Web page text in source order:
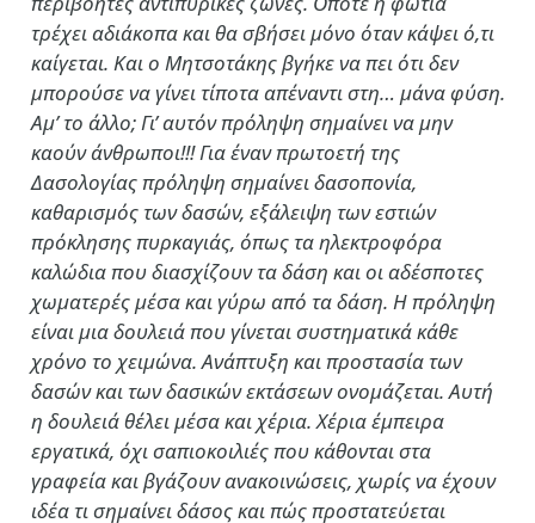
τρέχει αδιάκοπα και θα σβήσει μόνο όταν κάψει ό,τι
καίγεται. Και ο Μητσοτάκης βγήκε να πει ότι δεν
μπορούσε να γίνει τίποτα απέναντι στη… μάνα φύση.
Αμ’ το άλλο; Γι’ αυτόν πρόληψη σημαίνει να μην
καούν άνθρωποι!!! Για έναν πρωτοετή της
Δασολογίας πρόληψη σημαίνει δασοπονία,
καθαρισμός των δασών, εξάλειψη των εστιών
πρόκλησης πυρκαγιάς, όπως τα ηλεκτροφόρα
καλώδια που διασχίζουν τα δάση και οι αδέσποτες
χωματερές μέσα και γύρω από τα δάση. Η πρόληψη
είναι μια δουλειά που γίνεται συστηματικά κάθε
χρόνο το χειμώνα. Ανάπτυξη και προστασία των
δασών και των δασικών εκτάσεων ονομάζεται. Αυτή
η δουλειά θέλει μέσα και χέρια. Χέρια έμπειρα
εργατικά, όχι σαπιοκοιλιές που κάθονται στα
γραφεία και βγάζουν ανακοινώσεις, χωρίς να έχουν
ιδέα τι σημαίνει δάσος και πώς προστατεύεται